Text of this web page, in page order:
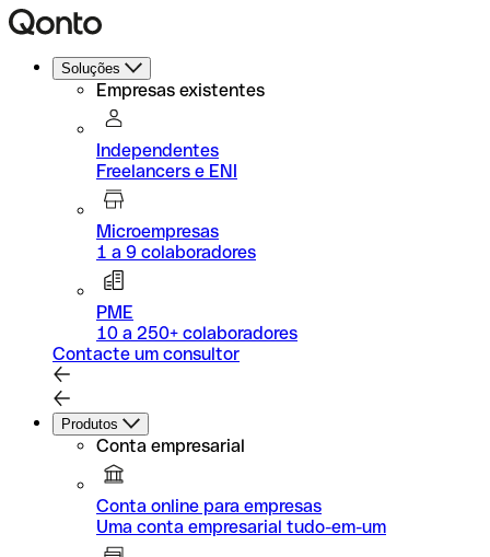
Soluções
Empresas existentes
Independentes
Freelancers e ENI
Microempresas
1 a 9 colaboradores
PME
10 a 250+ colaboradores
Contacte um consultor
Produtos
Conta empresarial
Conta online para empresas
Uma conta empresarial tudo-em-um